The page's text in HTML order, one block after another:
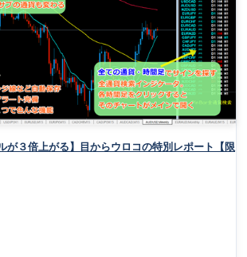
が３倍上がる】目からウロコの特別レポート【限